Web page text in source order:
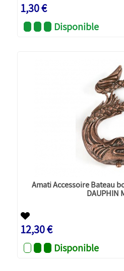
1,30 €
Disponible
Amati Accessoire Bateau
DAUPHIN
12,30 €
Disponible